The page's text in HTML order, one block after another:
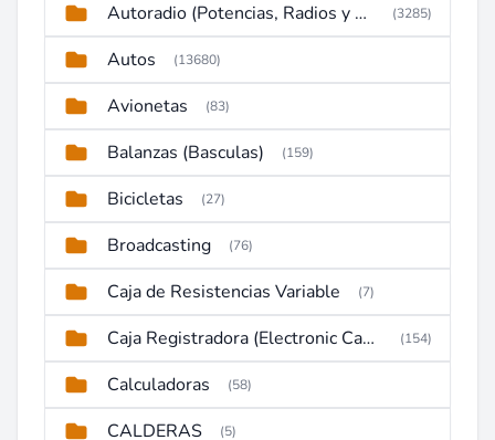
Autoradio (Potencias, Radios y DVD) (3285)
Autos (13680)
Avionetas (83)
Balanzas (Basculas) (159)
Bicicletas (27)
Broadcasting (76)
Caja de Resistencias Variable (7)
Caja Registradora (Electronic Cash Register) (154)
Calculadoras (58)
CALDERAS (5)